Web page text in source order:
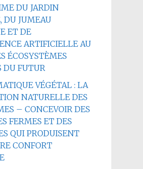
DU JARDIN
DU JUMEAU
ET DE
ARTIFICIELLE AU
ÉCOSYSTÈMES
DU FUTUR
VÉGÉTAL : LA
NATURELLE DES
– CONCEVOIR DES
FERMES ET DES
QUI PRODUISENT
CONFORT